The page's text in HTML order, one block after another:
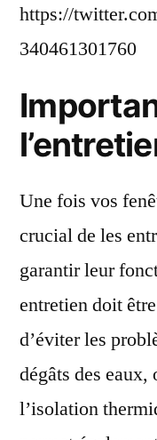
https://
340461301760
Une fois vos
crucial de les
garantir leur
entretien doit
d’éviter les
dégâts des eaux,
l’isolation